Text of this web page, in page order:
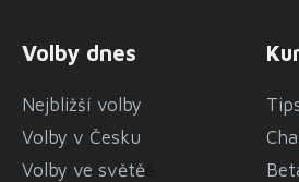
Volby dnes
Nejbližší volby
Volby v Česku
Volby ve světě